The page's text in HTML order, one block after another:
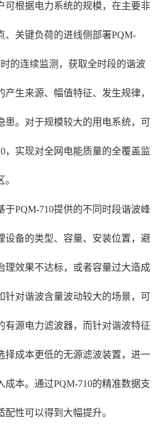
可根据电力系统的规模，在主要非
、关键负荷的进线侧部署PQM-
的连续监测，获取全时段的谐波
产生来源、幅值特征、发生规律，
患。对于规模较大的用电系统，可
，实现对全网电能质量的全覆盖监
于PQM-710提供的不同时段谐波峰
设备的类型、容量、安装位置，避
理效果不达标，或者容量过大造成
针对谐波含量波动较大的场景，可
有源电力滤波器，而针对谐波特征
择成本更低的无源滤波装置，进一
成本。通过PQM-710的精准数据支
性可以得到大幅提升。